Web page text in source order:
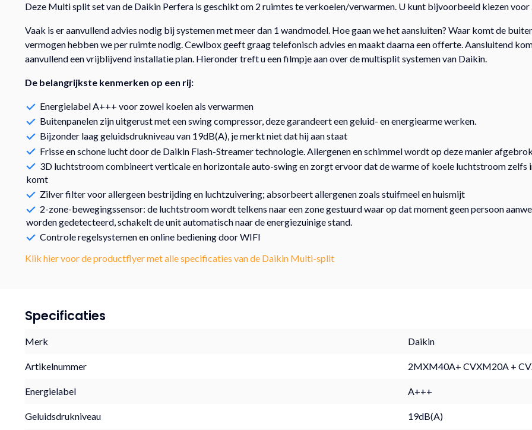
Deze Multi split set van de Daikin Perfera is geschikt om 2 ruimtes te verkoelen/verwarmen. U kunt bijvoorbeeld kiezen
Vaak is er aanvullend advies nodig bij systemen met meer dan 1 wandmodel. Hoe gaan we het aansluiten? Waar komt de
vermogen hebben we per ruimte nodig. Cewlbox geeft graag telefonisch advies en maakt daarna een offerte. Aansluitend
aanvullend een vrijblijvend installatie plan. Hieronder treft u een filmpje aan over de multisplit systemen van Daikin.
De belangrijkste kenmerken op een rij:
Energielabel A+++ voor zowel koelen als verwarmen
Buitenpanelen zijn uitgerust met een swing compressor, deze garandeert een geluid- en energiearme werken.
Bijzonder laag geluidsdrukniveau van 19dB(A), je merkt niet dat hij aan staat
Frisse en schone lucht door de Daikin Flash-Streamer technologie. Allergenen en schimmel wordt op deze manier
3D luchtstroom combineert verticale en horizontale auto-swing en zorgt ervoor dat de warme of koele luchtstroom zelfs
komt
Zilver filter voor allergeen bestrijding en luchtzuivering; absorbeert allergenen zoals stuifmeel en huismijt
2-zone-bewegingssensor: de luchtstroom wordt telkens naar een zone gestuurd waar op dat moment geen persoon
worden gedetecteerd, schakelt de unit automatisch naar de energiezuinige stand.
Controle regelsystemen en online bediening door WIFI
Klik hier voor de productflyer met alle specificaties van de Daikin Multi-split
Specificaties
Merk Daikin
Artikelnummer 2MXM40A+ CVXM20A +
Energielabel A+++
Geluidsdrukniveau 19dB(A)